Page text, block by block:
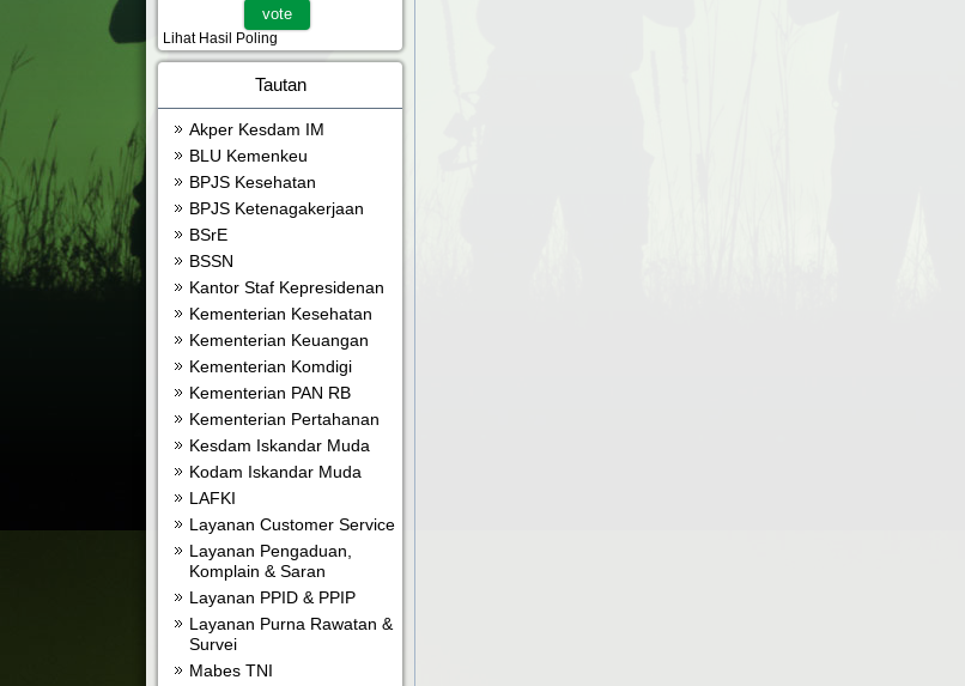
Lihat Hasil Poling
Tautan
Akper Kesdam IM
BLU Kemenkeu
BPJS Kesehatan
BPJS Ketenagakerjaan
BSrE
BSSN
Kantor Staf Kepresidenan
Kementerian Kesehatan
Kementerian Keuangan
Kementerian Komdigi
Kementerian PAN RB
Kementerian Pertahanan
Kesdam Iskandar Muda
Kodam Iskandar Muda
LAFKI
Layanan Customer Service
Layanan Pengaduan,
Komplain & Saran
Layanan PPID & PPIP
Layanan Purna Rawatan &
Survei
Mabes TNI